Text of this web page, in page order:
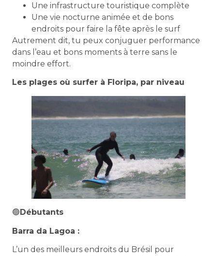
Une infrastructure touristique complète
Une vie nocturne animée et de bons
endroits pour faire la fête après le surf
Autrement dit, tu peux conjuguer performance
dans l’eau et bons moments à terre sans le
moindre effort.
Les plages où surfer à Floripa, par niveau
🟢 Débutants
Barra da Lagoa :
L’un des meilleurs endroits du Brésil pour